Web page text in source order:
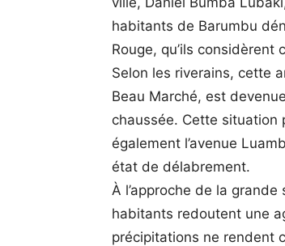
habitants de Barumbu
Rouge, qu’ils considèrent
Selon les riverains, cette
Beau Marché, est
chaussée. Cette
également l’avenue
état de délabrement.
À l’approche de la
habitants redoutent une
précipitations ne rendent